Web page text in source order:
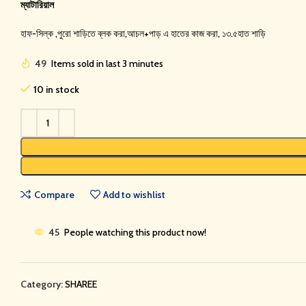
ম্যাটারিয়াল
হাফ-সিল্ক ,পুরো শাড়িতে ব্লক করা,আচল+পাড় এ হাতের কাজ করা, ১৩.৫হাত শাড়ি
49 Items sold in last 3 minutes
10 in stock
Compare Add to wishlist
45 People watching this product now!
Category:SHAREE